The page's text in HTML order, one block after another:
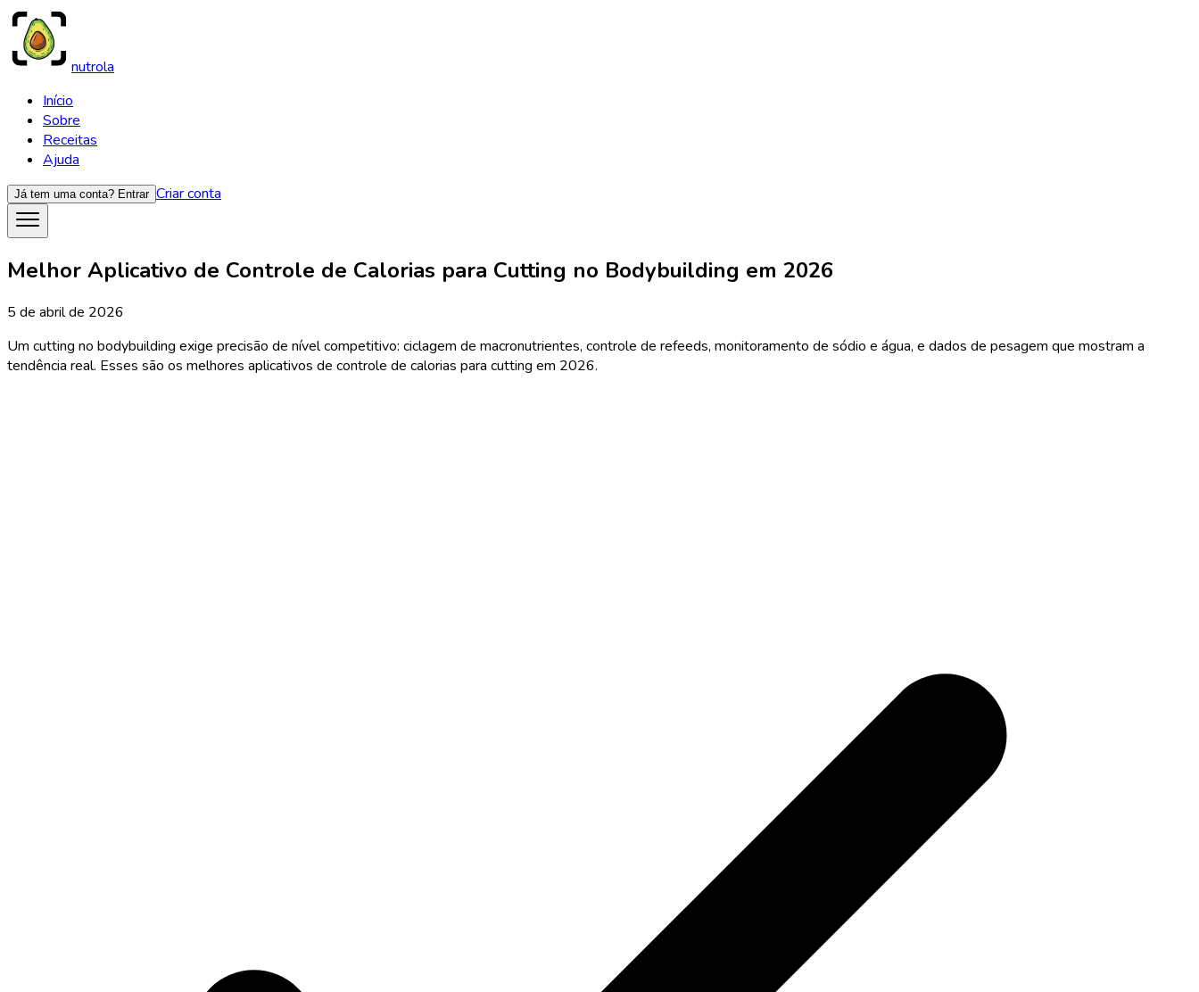
nutrola
Início
Sobre
Receitas
Ajuda
Já tem uma conta? Entrar Criar conta
Melhor Aplicativo de Controle de Calorias para Cutting no Bodybuilding em 2026
5 de abril de 2026
Um cutting no bodybuilding exige precisão de nível competitivo: ciclagem de macronutrientes, controle de refeeds, monitoramento de sódio e água, e dados de pesagem que mostram a
tendência real. Esses são os melhores aplicativos de controle de calorias para cutting em 2026.